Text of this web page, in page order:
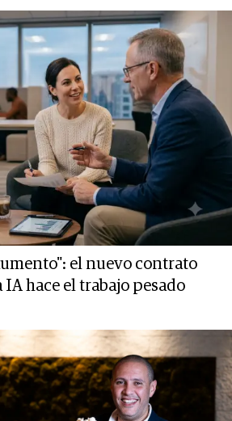
el nuevo contrato
hace el trabajo pesado